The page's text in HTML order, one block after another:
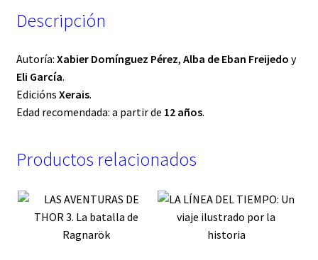
Descripción
Autoría: Xabier Domínguez Pérez, Alba de Eban Freijedo y
Eli García.
Edicións Xerais.
Edad recomendada: a partir de 12 años.
Productos relacionados